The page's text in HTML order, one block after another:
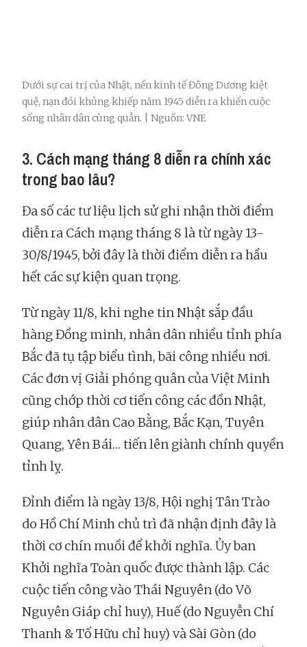
Dưới sự cai trị của Nhật, nền kinh tế Đông Dương kiệt
quệ, nạn đói khủng khiếp năm 1945 diễn ra khiến cuộc
sống nhân dân cùng quẫn. | Nguồn: VNE
3. Cách mạng tháng 8 diễn ra chính xác
trong bao lâu?
Đa số các tư liệu lịch sử ghi nhận thời điểm
diễn ra Cách mạng tháng 8 là từ ngày 13-
30/8/1945, bởi đây là thời điểm diễn ra hầu
hết các sự kiện quan trọng.
Từ ngày 11/8, khi nghe tin Nhật sắp đầu
hàng Đồng minh, nhân dân nhiều tỉnh phía
Bắc đã tụ tập biểu tình, bãi công nhiều nơi.
Các đơn vị Giải phóng quân của Việt Minh
cũng chớp thời cơ tiến công các đồn Nhật,
giúp nhân dân Cao Bằng, Bắc Kạn, Tuyên
Quang, Yên Bái… tiến lên giành chính quyền
tỉnh lỵ.
Đỉnh điểm là ngày 13/8, Hội nghị Tân Trào
do Hồ Chí Minh chủ trì đã nhận định đây là
thời cơ chín muồi để khởi nghĩa. Ủy ban
Khởi nghĩa Toàn quốc được thành lập. Các
cuộc tiến công vào Thái Nguyên (do Võ
Nguyên Giáp chỉ huy), Huế (do Nguyễn Chí
Thanh & Tố Hữu chỉ huy) và Sài Gòn (do